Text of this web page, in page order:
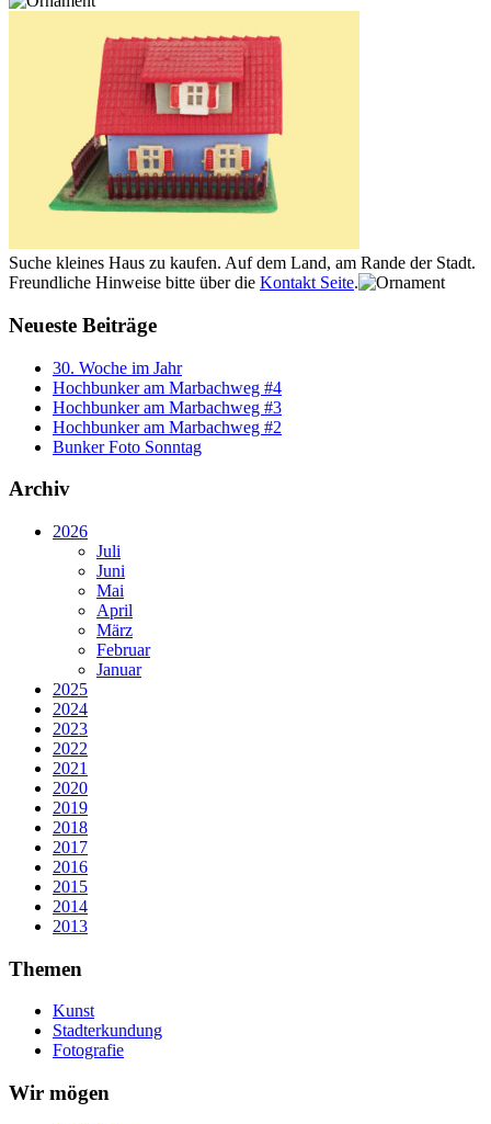
Suche kleines Haus zu kaufen. Auf dem Land, am Rande der Stadt.
Freundliche Hinweise bitte über die Kontakt Seite.
Neueste Beiträge
30. Woche im Jahr
Hochbunker am Marbachweg #4
Hochbunker am Marbachweg #3
Hochbunker am Marbachweg #2
Bunker Foto Sonntag
Archiv
2026
Juli
Juni
Mai
April
März
Februar
Januar
2025
2024
2023
2022
2021
2020
2019
2018
2017
2016
2015
2014
2013
Themen
Kunst
Stadterkundung
Fotografie
Wir mögen